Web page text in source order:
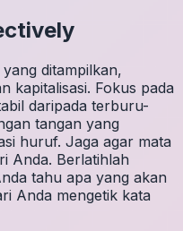
ditampilkan,
kapitalisasi. Fokus pada
daripada terburu-
tangan yang
huruf. Jaga agar mata
Anda. Berlatihlah
tahu apa yang akan
Anda mengetik kata